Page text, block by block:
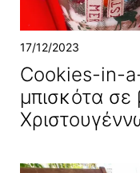
17/12/2023
Cookies-in-
μπισκότα σε